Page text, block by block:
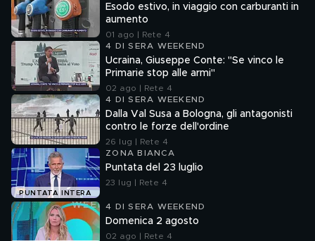
Esodo estivo, in viaggio con carburanti in
aumento
01 ago | Rete 4
4 DI SERA WEEKEND
Ucraina, Giuseppe Conte: "Se vinco le
Primarie stop alle armi"
02 ago | Rete 4
4 DI SERA WEEKEND
Dalla Val Susa a Bologna, gli antagonisti
contro le forze dell'ordine
26 lug | Rete 4
PUNTATA INTERA
ZONA BIANCA
Puntata del 23 luglio
23 lug | Rete 4
4 DI SERA WEEKEND
Domenica 2 agosto
02 ago | Rete 4